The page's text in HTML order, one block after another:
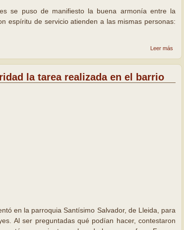
se puso de manifiesto la buena armonía entre la
espíritu de servicio atienden a las mismas personas:
Leer más
de su
la tarea realizada en el barrio
en la parroquia Santísimo Salvador, de Lleida, para
Al ser preguntadas qué podían hacer, contestaron